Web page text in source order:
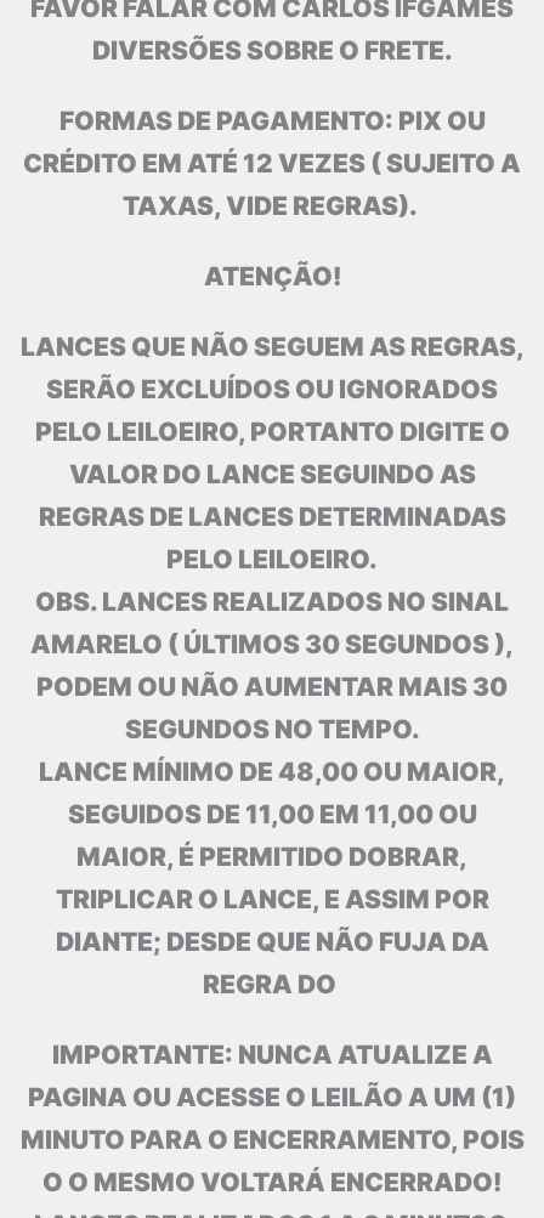
FAVOR FALAR COM CARLOS IFGAMES
DIVERSÕES SOBRE O FRETE.
FORMAS DE PAGAMENTO: PIX OU
CRÉDITO EM ATÉ 12 VEZES ( SUJEITO A
TAXAS, VIDE REGRAS).
ATENÇÃO!
LANCES QUE NÃO SEGUEM AS REGRAS,
SERÃO EXCLUÍDOS OU IGNORADOS
PELO LEILOEIRO, PORTANTO DIGITE O
VALOR DO LANCE SEGUINDO AS
REGRAS DE LANCES DETERMINADAS
PELO LEILOEIRO.
OBS. LANCES REALIZADOS NO SINAL
AMARELO ( ÚLTIMOS 30 SEGUNDOS ),
PODEM OU NÃO AUMENTAR MAIS 30
SEGUNDOS NO TEMPO.
LANCE MÍNIMO DE 48,00 OU MAIOR,
SEGUIDOS DE 11,00 EM 11,00 OU
MAIOR, É PERMITIDO DOBRAR,
TRIPLICAR O LANCE, E ASSIM POR
DIANTE; DESDE QUE NÃO FUJA DA
REGRA DO
IMPORTANTE: NUNCA ATUALIZE A
PAGINA OU ACESSE O LEILÃO A UM (1)
MINUTO PARA O ENCERRAMENTO, POIS
O O MESMO VOLTARÁ ENCERRADO!